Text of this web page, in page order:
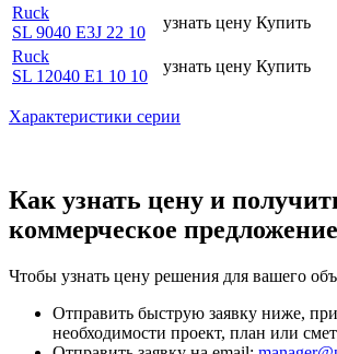
Ruck
SL 9040 E3J 22 10
узнать цену Купить
Ruck
SL 12040 E1 10 10
узнать цену Купить
Характеристики серии
Как узнать цену и
коммерческое предложение
Чтобы узнать цену решения для вашего
Отправить быструю заявку ниже,
необходимости проект, план или